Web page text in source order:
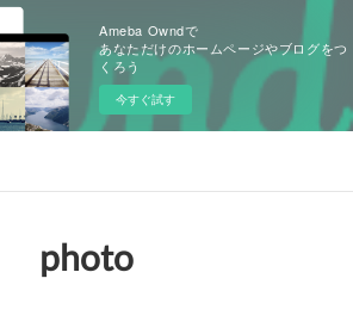
Ameba Owndで
あなただけのホームページやブログをつ
くろう
今すぐ試す
photo